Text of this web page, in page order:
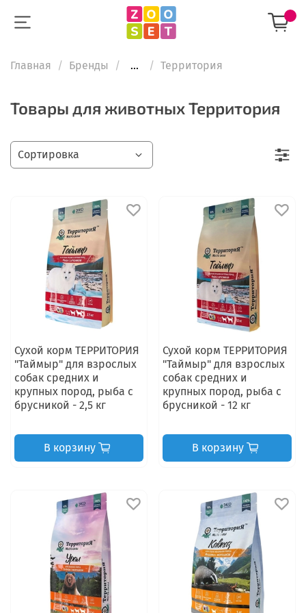
Главная Бренды ... Территория
Товары для животных Территория
Сухой корм ТЕРРИТОРИЯ
"Таймыр" для взрослых
собак средних и
крупных пород, рыба с
брусникой - 2,5 кг
В корзину
Сухой корм ТЕРРИТОРИЯ
"Таймыр" для взрослых
собак средних и
крупных пород, рыба с
брусникой - 12 кг
В корзину